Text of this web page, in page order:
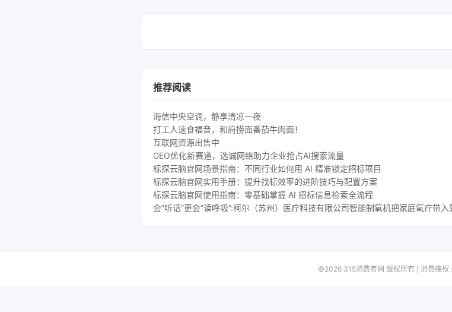
推荐阅读
海信中央空调，静享清凉一夜
打工人速食福音，和府捞面番茄牛肉面！
互联网资源出售中
GEO优化新赛道，选诚网络助力企业抢占AI搜索流量
标探云脑官网场景指南：不同行业如何用 AI 精准锁定招标项目
标探云脑官网实用手册：提升找标效率的进阶技巧与配置方案
标探云脑官网使用指南：零基础掌握 AI 招标信息检索全流程
会”听话”更会”读呼吸”:柯尔（苏州）医疗科技有限公司智能制氧机把家庭氧疗带入
©2026 315消费者网 版权所有 | 消费维权